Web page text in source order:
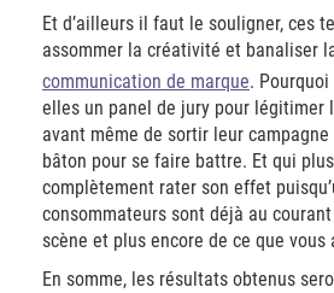
Et d’ailleurs il faut le souligner, ces
assommer la créativité et banaliser
communication de marque.
elles un panel de jury pour légitimer
avant même de sortir leur campagne
bâton pour se faire battre. Et qui
complètement rater son effet
consommateurs sont déjà au
scène et plus encore de ce que vous
En somme, les résultats obtenus